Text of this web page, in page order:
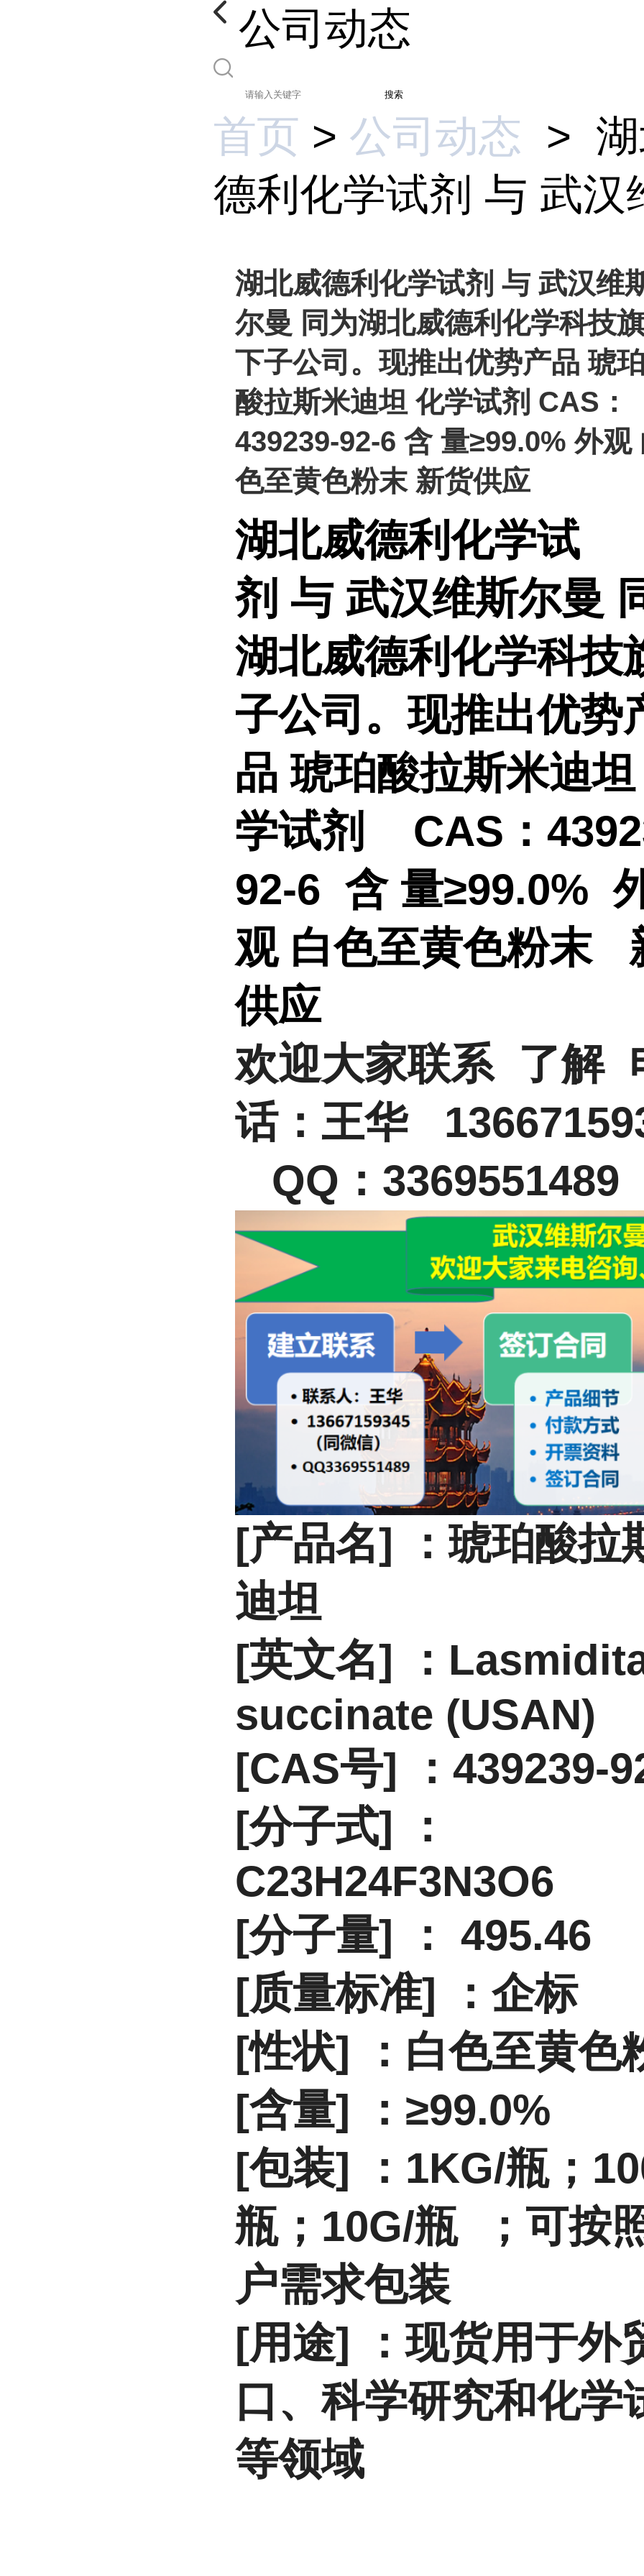
公司动态
搜索
首页 > 公司动态 >
德利化学试剂 与 武汉
湖北威德利化学试剂 与 武汉维
尔曼 同为湖北威德利化学科技
下子公司。现推出优势产品 琥
酸拉斯米迪坦 化学试剂 CAS：
439239-92-6 含 量≥99.0% 外观
色至黄色粉末 新货供应
湖北威德利化学试
剂 与 武汉维斯尔曼
湖北威德利化学科技
子公司。现推出优势
品 琥珀酸拉斯米迪
学试剂 CAS：
92-6 含 量≥99.0%
观 白色至黄色粉末
供应
欢迎大家联系 了解
话：王华
QQ：3369551489
[产品名] ：琥珀酸拉
迪坦
[英文名] ：
succinate (USAN)
[CAS号] ：439239-
[分子式] ：
C23H24F3N3O6
[分子量] ： 495.46
[质量标准] ：企标
[性状] ：白色至黄色
[含量] ：≥99.0%
[包装] ： 1KG/瓶；
瓶；10G/瓶； 可按
户需求包装
[用途] ：现货用于外
口、科学研究和化学
等领域